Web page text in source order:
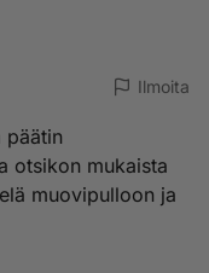
Ilmoita
päätin
otsikon mukaista
muovipulloon ja